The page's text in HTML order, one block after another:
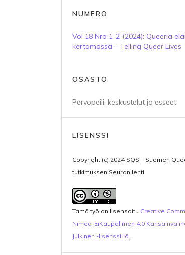
NUMERO
Vol 18 Nro 1-2 (2024): Queeria
kertomassa – Telling Queer Lives
OSASTO
Pervopeili: keskustelut ja esseet
LISENSSI
Copyright (c) 2024 SQS – Suomen
tutkimuksen Seuran lehti
Tämä työ on lisensoitu Creative
Nimeä-EiKaupallinen 4.0
Julkinen -lisenssillä.